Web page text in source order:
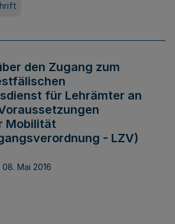
den Zugang zum
für Lehrämter an
Mobilität
- LZV)
08. Mai 2016